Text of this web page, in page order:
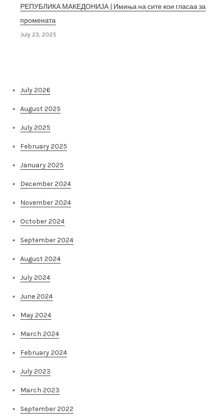
РЕПУБЛИКА МАКЕДОНИЈА | Имиња на сите кои гласаа за
промената
July 23, 2025
July 2026
August 2025
July 2025
February 2025
January 2025
December 2024
November 2024
October 2024
September 2024
August 2024
July 2024
June 2024
May 2024
March 2024
February 2024
July 2023
March 2023
September 2022